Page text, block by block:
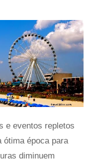
e eventos repletos
ótima época para
diminuem